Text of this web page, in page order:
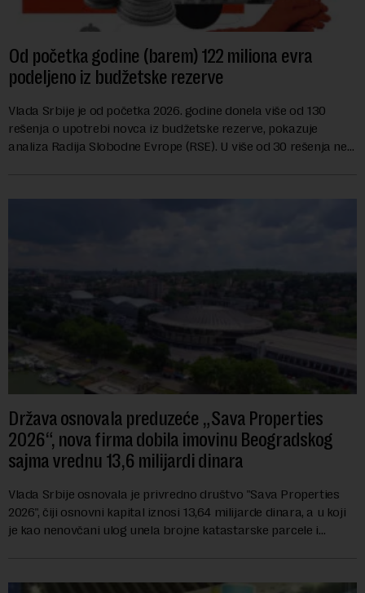
Od početka godine (barem) 122 miliona evra
podeljeno iz budžetske rezerve
Vlada Srbije je od početka 2026. godine donela više od 130
rešenja o upotrebi novca iz budžetske rezerve, pokazuje
analiza Radija Slobodne Evrope (RSE). U više od 30 rešenja ne
Država osnovala preduzeće „Sava Properties
2026“, nova firma dobila imovinu Beogradskog
sajma vrednu 13,6 milijardi dinara
Vlada Srbije osnovala je privredno društvo "Sava Properties
2026", čiji osnovni kapital iznosi 13,64 milijarde dinara, a u koji
je kao nenovčani ulog unela brojne katastarske parcele i